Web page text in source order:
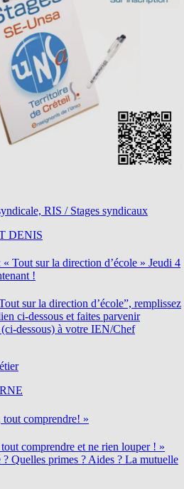
RIS / Stages syndicaux
DENIS
Tout sur la direction d’école » Jeudi 4
!
sur la direction d’école”, remplissez
ci-dessous et faites parvenir
(ci-dessous) à votre IEN/Chef
comprendre! »
comprendre et ne rien louper ! »
Quelles primes ? Aides ? La mutuelle